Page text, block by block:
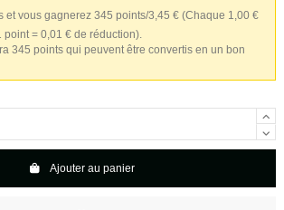
et vous gagnerez 345 points/3,45 € (Chaque 1,00 €
= 0,01 € de réduction).
345 points qui peuvent être convertis en un bon
Ajouter au panier